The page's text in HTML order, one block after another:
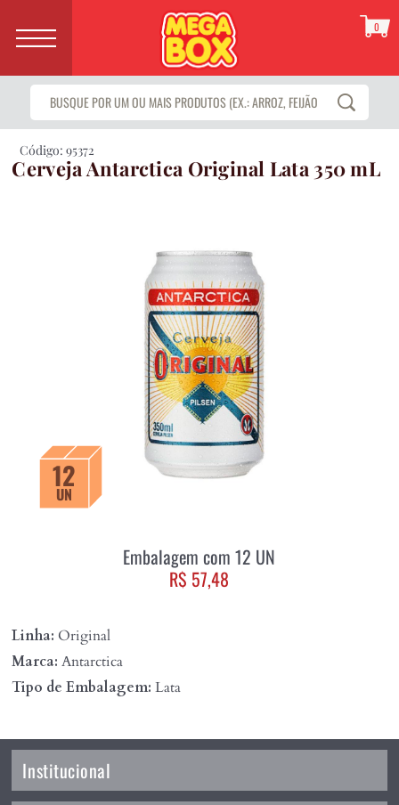
0
Código: 95372
Cerveja Antarctica Original Lata 350 mL
12
UN
Embalagem com 12 UN
R$ 57,48
Linha: Original
Marca: Antarctica
Tipo de Embalagem: Lata
Institucional